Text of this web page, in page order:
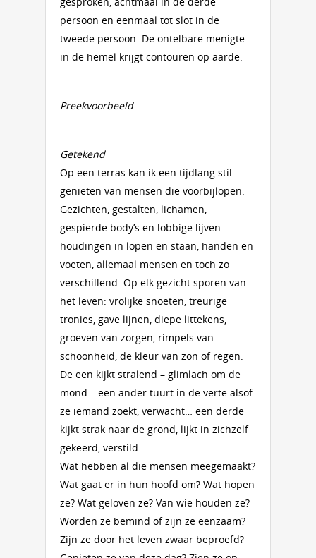
persoon en eenmaal tot slot in de
tweede persoon. De ontelbare menigte
in de hemel krijgt contouren op aarde.
Preekvoorbeeld
Getekend
Op een terras kan ik een tijdlang stil
genieten van mensen die voorbijlopen.
Gezichten, gestalten, lichamen,
gespierde body’s en lobbige lijven…
houdingen in lopen en staan, handen en
voeten, allemaal mensen en toch zo
verschillend. Op elk gezicht sporen van
het leven: vrolijke snoeten, treurige
tronies, gave lijnen, diepe littekens,
groeven van zorgen, rimpels van
schoonheid, de kleur van zon of regen.
De een kijkt stralend – glimlach om de
mond… een ander tuurt in de verte alsof
ze iemand zoekt, verwacht… een derde
kijkt strak naar de grond, lijkt in zichzelf
gekeerd, verstild…
Wat hebben al die mensen meegemaakt?
Wat gaat er in hun hoofd om? Wat hopen
ze? Wat geloven ze? Van wie houden ze?
Worden ze bemind of zijn ze eenzaam?
Zijn ze door het leven zwaar beproefd?